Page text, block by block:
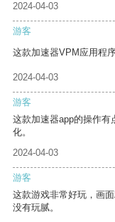
2024-04-03
游客
这款加速器VPM应用程
2024-04-03
游客
这款加速器app的操作有
化。
2024-04-03
游客
这款游戏非常好玩，画
没有玩腻。